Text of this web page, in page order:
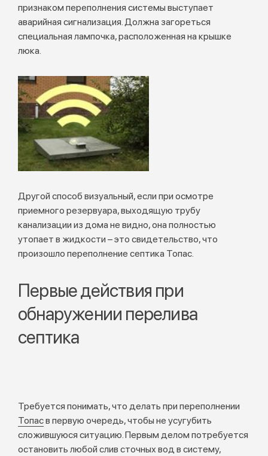
признаком переполнения системы выступает
аварийная сигнализация. Должна загореться
специальная лампочка, расположенная на крышке
люка.
Другой способ визуальный, если при осмотре
приемного резервуара, выходящую трубу
канализации из дома не видно, она полностью
утопает в жидкости – это свидетельство, что
произошло переполнение септика Топас.
Первые действия при
обнаружении перелива
септика
Требуется понимать, что делать при переполнении
Топасв первую очередь, чтобы не усугубить
сложившуюся ситуацию. Первым делом потребуется
остановить любой слив сточных вод в систему,